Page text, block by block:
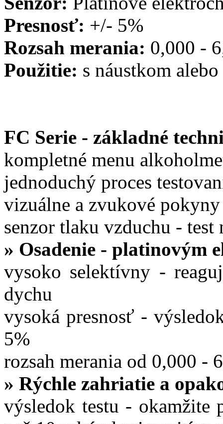
Presnosť: +/- 5%
Rozsah merania: 0,000 -
Použitie: s náustkom
FC Serie - základné
kompletné menu
jednoduchý proces
vizuálne a zvukové pokyny
senzor tlaku vzduchu -
» Osadenie - platinovým
vysoko selektívny -
dychu
vysoká presnosť -
5%
rozsah merania od 0,000 -
» Rýchle zahriatie a
výsledok testu - okamžite